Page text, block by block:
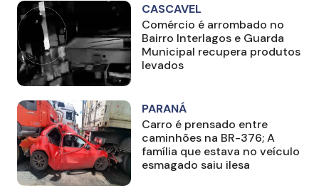
CASCAVEL
Comércio é arrombado no
Bairro Interlagos e Guarda
Municipal recupera produtos
levados
PARANÁ
Carro é prensado entre
caminhões na BR-376; A
família que estava no veículo
esmagado saiu ilesa